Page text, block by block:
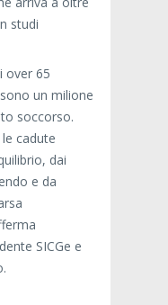
studi
over 65
un milione
soccorso.
cadute
dai
e da
SICGe e